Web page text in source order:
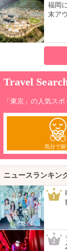
福岡
末ア
Travel
「東京」の人気ス
気分で探
ニュースランキン
1
2